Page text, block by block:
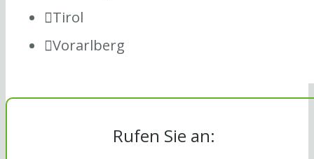
Tirol
Vorarlberg
Rufen Sie an: